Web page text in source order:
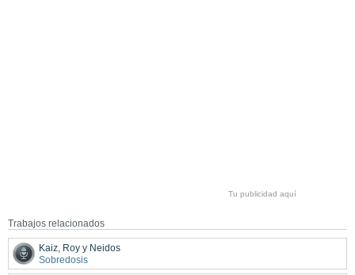
Tu publicidad aquí
Trabajos relacionados
Kaiz, Roy y Neidos
Sobredosis